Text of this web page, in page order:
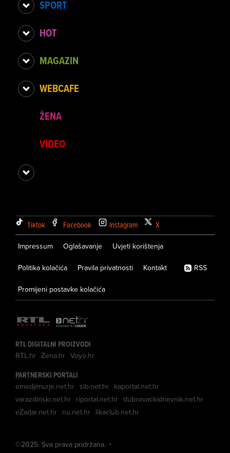
SPORT
HOT
MAGAZIN
WEBCAFE
ŽENA
VIDEO
Tiktok Facebook Instagram X
Impressum Oglašavanje Uvjeti korištenja
Politika kolačića Pravila privatnosti Kontakt
Promijeni postavke kolačića
RSS
RTL DIGITALNI PROIZVODI
RTL.hr Zena.hr Voyo.hr
PARTNERSKI PORTALI
emedjimurje.net.hr sib.net.hr kaportal.net.hr
varazdinski.net.hr riportal.net.hr dubrovackidnevnik.net.hr
eZadar.net.hr nu.net.hr likaclub.net.hr
©2025. Sva prava pridržana.